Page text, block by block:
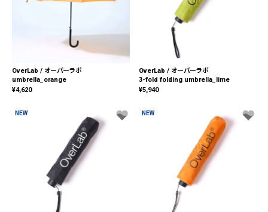
OverLab / オーバーラボ
umbrella_orange
¥4,620
OverLab / オーバーラボ
3-fold folding umbrella_lime
¥5,940
NEW NEW